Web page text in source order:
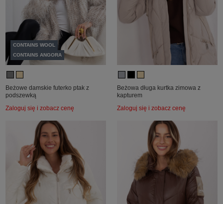
CONTAINS WOOL
CONTAINS ANGORA
Beżowe damskie futerko ptak z
podszewką
Zaloguj się i zobacz cenę
Beżowa długa kurtka zimowa z
kapturem
Zaloguj się i zobacz cenę